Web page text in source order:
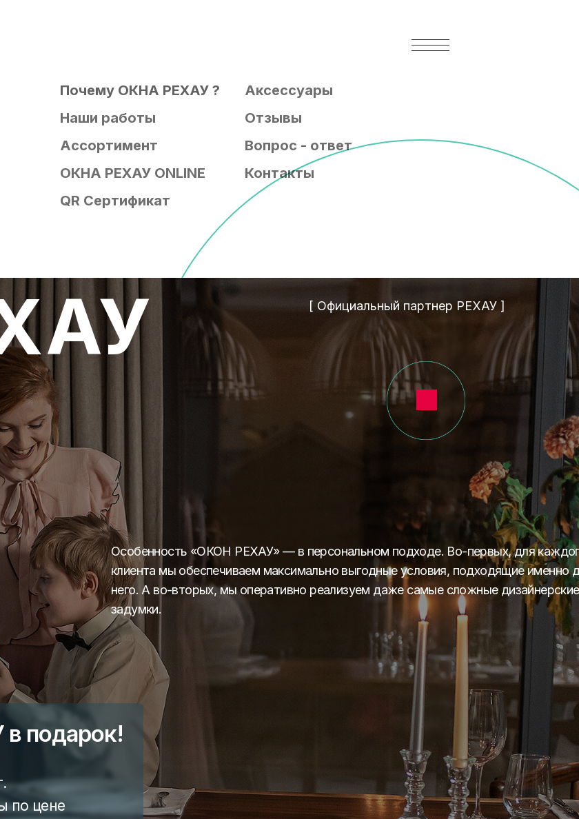
[ Официальный партнер РЕХАУ ]
Особенность «ОКОН РЕХАУ» — в персональном подходе. Во-первых, для
клиента мы обеспечиваем максимально выгодные условия, подходящие именно
него. А во-вторых, мы оперативно реализуем даже самые сложные дизайнерские
задумки.
подарок!
по цене
Почему ОКНА РЕХАУ ?
Наши работы
Ассортимент
ОКНА РЕХАУ ONLINE
QR Сертификат
Вопрос - ответ
Аксессуары
Отзывы
Контакты